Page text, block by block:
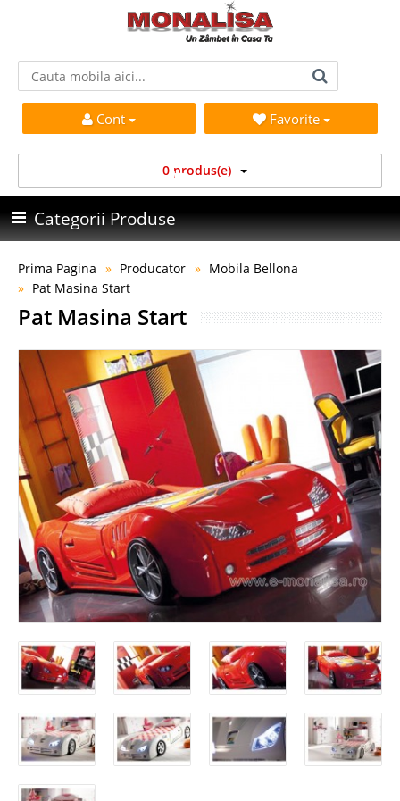
Cont Favorite
0 produs(e)
Categorii Produse
Prima Pagina Producator
Mobila Bellona
Pat Masina Start
Pat Masina Start